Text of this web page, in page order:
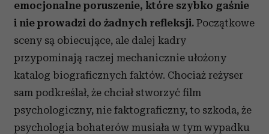
emocjonalne poruszenie, które szybko gaśnie
i nie prowadzi do żadnych refleksji. Początkowe
sceny są obiecujące, ale dalej kadry
przypominają raczej mechanicznie ułożony
katalog biograficznych faktów. Chociaż reżyser
sam podkreślał, że chciał stworzyć film
psychologiczny, nie faktograficzny, to szkoda, że
psychologia bohaterów musiała w tym wypadku